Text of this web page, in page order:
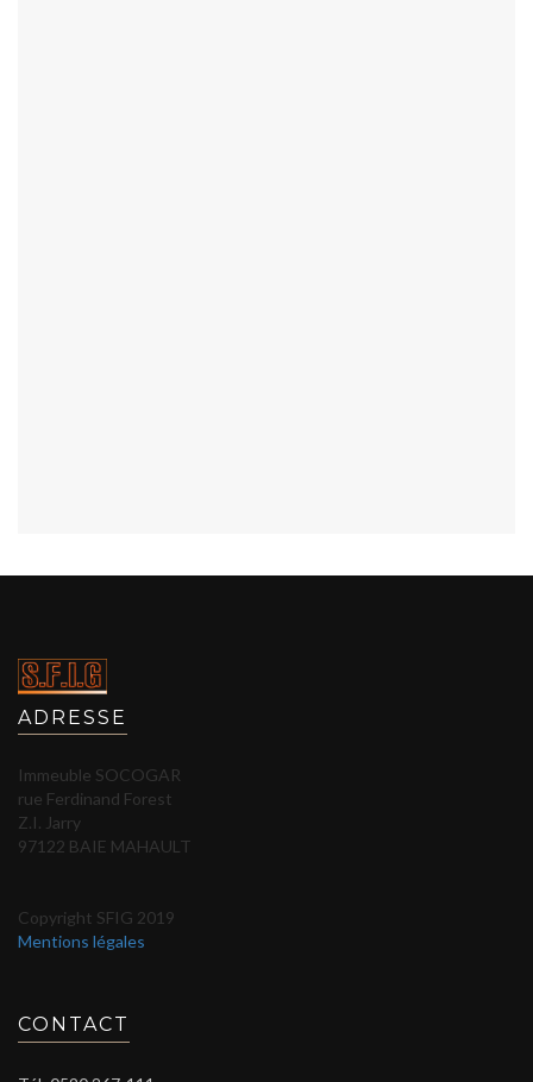
ADRESSE
Immeuble SOCOGAR
rue Ferdinand Forest
Z.I. Jarry
97122 BAIE MAHAULT
Copyright SFIG 2019
Mentions légales
CONTACT